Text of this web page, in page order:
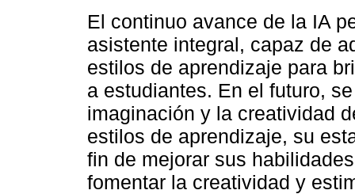
El continuo avance de la IA
asistente integral, capaz de
estilos de aprendizaje para
a estudiantes. En el futuro,
imaginación y la creatividad
estilos de aprendizaje, su
fin de mejorar sus
fomentar la creatividad y